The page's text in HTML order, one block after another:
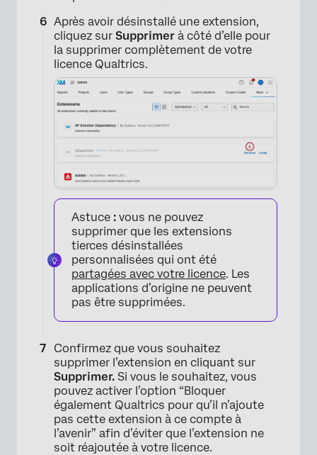
×
Après avoir désinstallé une extension,
cliquez sur Supprimer à côté d’elle pour
la supprimer complètement de votre
licence Qualtrics.
Astuce : vous ne pouvez
supprimer que les extensions
tierces désinstallées
personnalisées qui ont été
partagées avec votre licence. Les
applications d’origine ne peuvent
pas être supprimées.
Confirmez que vous souhaitez
supprimer l’extension en cliquant sur
Supprimer. Si vous le souhaitez, vous
pouvez activer l’option “Bloquer
également Qualtrics pour qu’il n’ajoute
pas cette extension à ce compte à
l’avenir” afin d’éviter que l’extension ne
soit réajoutée à votre licence.